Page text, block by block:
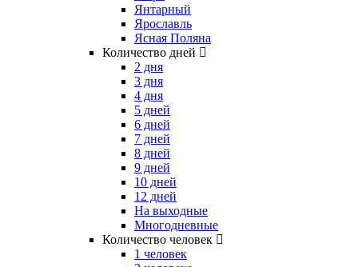
Янтарный
Ярославль
Ясная Поляна
Количество дней
2 дня
3 дня
4 дня
5 дней
6 дней
7 дней
8 дней
9 дней
10 дней
12 дней
На выходные
Многодневные
Количество человек
1 человек